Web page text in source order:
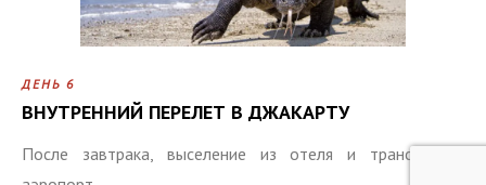
ДЕНЬ 6
ВНУТРЕННИЙ ПЕРЕЛЕТ В ДЖАКАРТУ
После завтрака, выселение из отеля и трансфер в